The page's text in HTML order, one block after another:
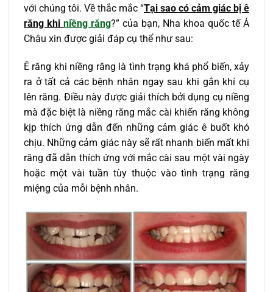
với chúng tôi. Về thắc mắc “Tại sao có cảm giác bị ê
răng khi niềng răng?” của bạn, Nha khoa quốc tế Á
Châu xin được giải đáp cụ thể như sau:
Ê răng khi niềng răng là tình trạng khá phổ biến, xảy
ra ở tất cả các bệnh nhân ngay sau khi gắn khí cụ
lên răng. Điều này được giải thích bởi dụng cụ niềng
mà đặc biệt là niềng răng mắc cài khiến răng không
kịp thích ứng dẫn đến những cảm giác ê buốt khó
chịu. Những cảm giác này sẽ rất nhanh biến mất khi
răng đã dẫn thích ứng với mắc cài sau một vài ngày
hoặc một vài tuần tùy thuộc vào tình trạng răng
miệng của mỗi bệnh nhân.